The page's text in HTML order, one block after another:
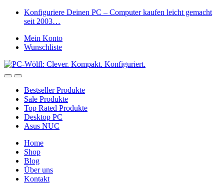
Skip
Skip
Konfiguriere Deinen PC – Computer kaufen leicht gemacht
seit 2003…
Mein Konto
Wunschliste
OpenClose
Bestseller Produkte
Sale Produkte
Top Rated Produkte
Desktop PC
Asus NUC
Home
Shop
Blog
Über uns
Kontakt